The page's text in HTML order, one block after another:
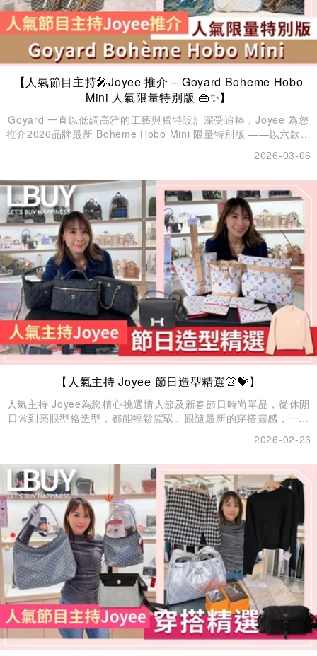
【人氣節目主持🎤Joyee 推介 – Goyard Boheme Hobo
Mini 人氣限量特別版 👜✨】
Goyard 一直以低調高雅的工藝與獨特設計深受追捧，Joyee 為您
推介2026品牌最新 Bohème Hobo Mini 限量特別版 ——以六款精
2026-03-06
【人氣主持 Joyee 節日造型精選👚💝】
人氣主持 Joyee為您精心挑選情人節及新春節日時尚單品，從休閒
日常到亮眼型格造型，都能輕鬆駕馭。跟隨最新的穿搭靈感，一起
2026-02-23